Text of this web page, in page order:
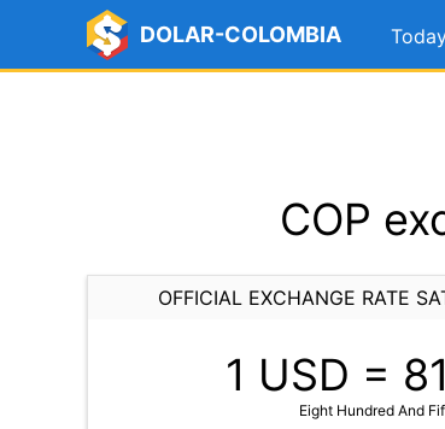
DOLAR-COLOMBIA
COP
OFFICIAL EXCHANGE RATE
1 USD =
Eight Hundred And